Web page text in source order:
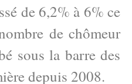
de 6,2% à 6% ce
de chômeur
sous la barre des
depuis 2008.